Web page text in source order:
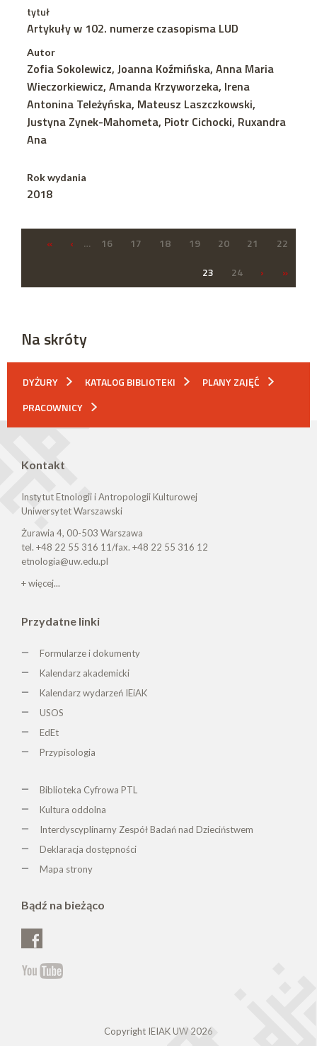
tytuł
Artykuły w 102. numerze czasopisma LUD
Autor
Zofia Sokolewicz, Joanna Koźmińska, Anna Maria
Wieczorkiewicz, Amanda Krzyworzeka, Irena
Antonina Teleżyńska, Mateusz Laszczkowski,
Justyna Zynek-Mahometa, Piotr Cichocki, Ruxandra
Ana
Rok wydania
2018
« ‹ … 16 17 18 19 20 21
22
23
24 › »
Na skróty
DYŻURY KATALOG BIBLIOTEKI
PLANY ZAJĘĆ
PRACOWNICY
Kontakt
Instytut Etnologii i Antropologii Kulturowej
Uniwersytet Warszawski
Żurawia 4, 00-503 Warszawa
tel. +48 22 55 316 11/fax. +48 22 55 316 12
etnologia@uw.edu.pl
+ więcej...
Przydatne linki
Formularze i dokumenty
Kalendarz akademicki
Kalendarz wydarzeń IEiAK
USOS
EdEt
Przypisologia
Biblioteka Cyfrowa PTL
Kultura oddolna
Interdyscyplinarny Zespół Badań nad Dzieciństwem
Deklaracja dostępności
Mapa strony
Bądź na bieżąco
Copyright IEIAK UW 2026